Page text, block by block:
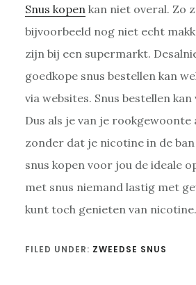
Snus kopenkan niet overal. Zo
bijvoorbeeld nog niet echt
zijn bij een supermarkt.
goedkope snus bestellen kan
via websites. Snus bestellen kan
Dus als je van je
zonder dat je nicotine in de
snus kopen voor jou de ideale
met snus niemand lastig met
kunt toch genieten van nicotine.
FILED UNDER: ZWEEDSE SNUS